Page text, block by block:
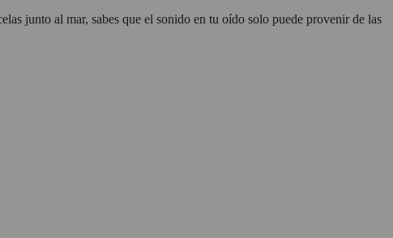
junto al mar, sabes que el sonido en tu oído solo puede provenir de las